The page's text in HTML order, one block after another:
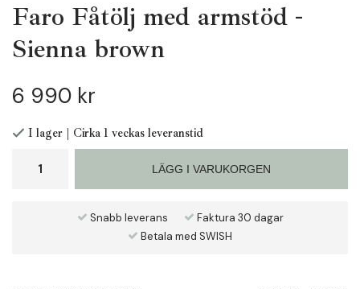
Faro Fåtölj med armstöd -
Sienna brown
6 990 kr
I lager | Cirka 1 veckas leveranstid
LÄGG I VARUKORGEN
Snabb leverans
Faktura 30 dagar
Betala med SWISH